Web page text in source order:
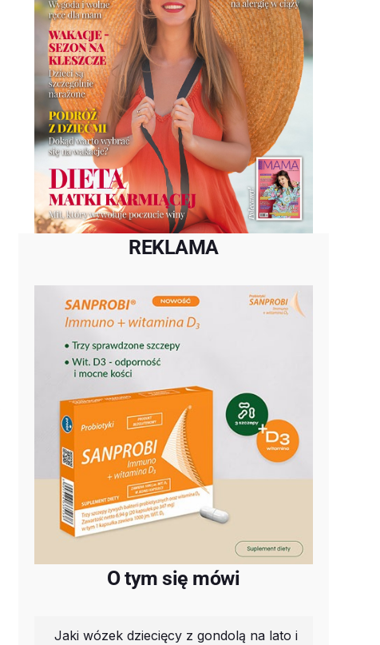
REKLAMA
O tym się mówi
Jaki wózek dziecięcy z gondolą na lato i